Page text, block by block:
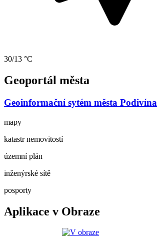
30/13 °C
Geoportál města
Geoinformační sytém města Podivína
mapy
katastr nemovitostí
územní plán
inženýrské sítě
posporty
Aplikace v Obraze